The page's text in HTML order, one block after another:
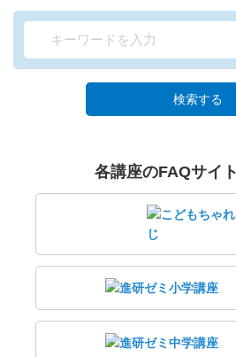
検索する
各講座のFAQサイ